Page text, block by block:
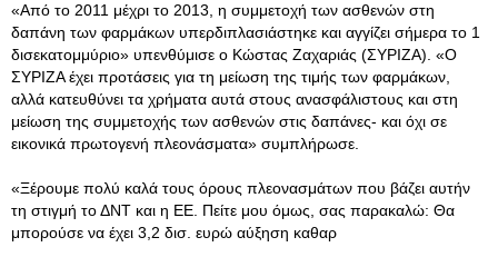
«Από το 2011 μέχρι το 2013, η συμμετοχή των ασθενών στη
δαπάνη των φαρμάκων υπερδιπλασιάστηκε και αγγίζει σήμερα το 1
δισεκατομμύριο» υπενθύμισε ο Κώστας Ζαχαριάς (ΣΥΡΙΖΑ). «Ο
ΣΥΡΙΖΑ έχει προτάσεις για τη μείωση της τιμής των φαρμάκων,
αλλά κατευθύνει τα χρήματα αυτά στους ανασφάλιστους και στη
μείωση της συμμετοχής των ασθενών στις δαπάνες- και όχι σε
εικονικά πρωτογενή πλεονάσματα» συμπλήρωσε.
«Ξέρουμε πολύ καλά τους όρους πλεονασμάτων που βάζει αυτήν
τη στιγμή το ΔΝΤ και η ΕΕ. Πείτε μου όμως, σας παρακαλώ: Θα
μπορούσε να έχει 3,2 δισ. ευρώ αύξηση καθαρ